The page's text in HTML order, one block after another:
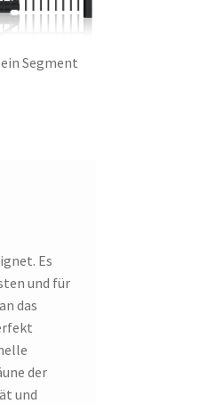
Segment
Es
und für
das
der
und